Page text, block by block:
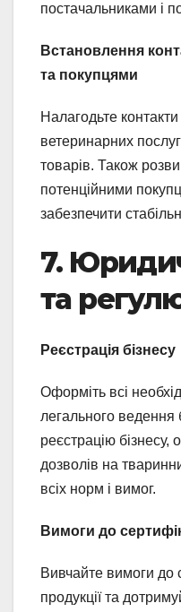
постачальниками і
Встановлення
та покупцями
Налагодьте
ветеринарних
товарів. Також
потенційними
забезпечити
7.
та
Реєстрація бізнесу
Оформіть всі
легального ведення
реєстрацію бізнесу,
дозволів на
всіх норм і вимог.
Вимоги до
Вивчайте вимоги до
продукції та